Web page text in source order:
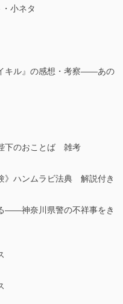
小ネタ
キル』の感想・考察――あの
下のおことば 雑考
》ハンムラビ法典 解説付き
――神奈川県警の不祥事をき